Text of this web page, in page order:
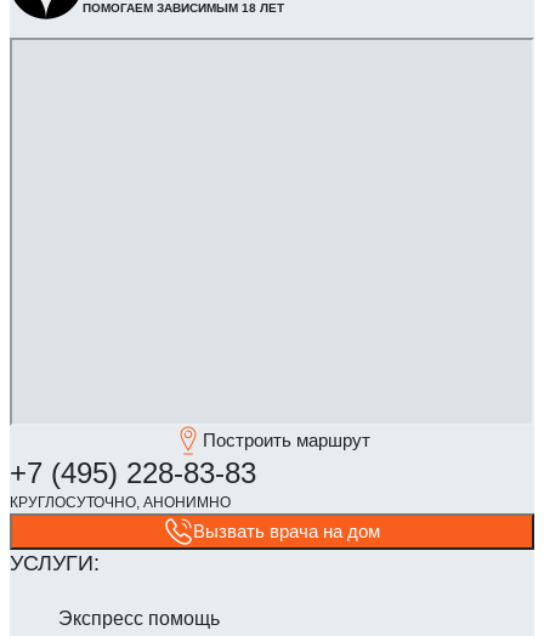
ПОМОГАЕМ ЗАВИСИМЫМ 18 ЛЕТ
Построить маршрут
Вызвать врача на дом
Экспресс помощь